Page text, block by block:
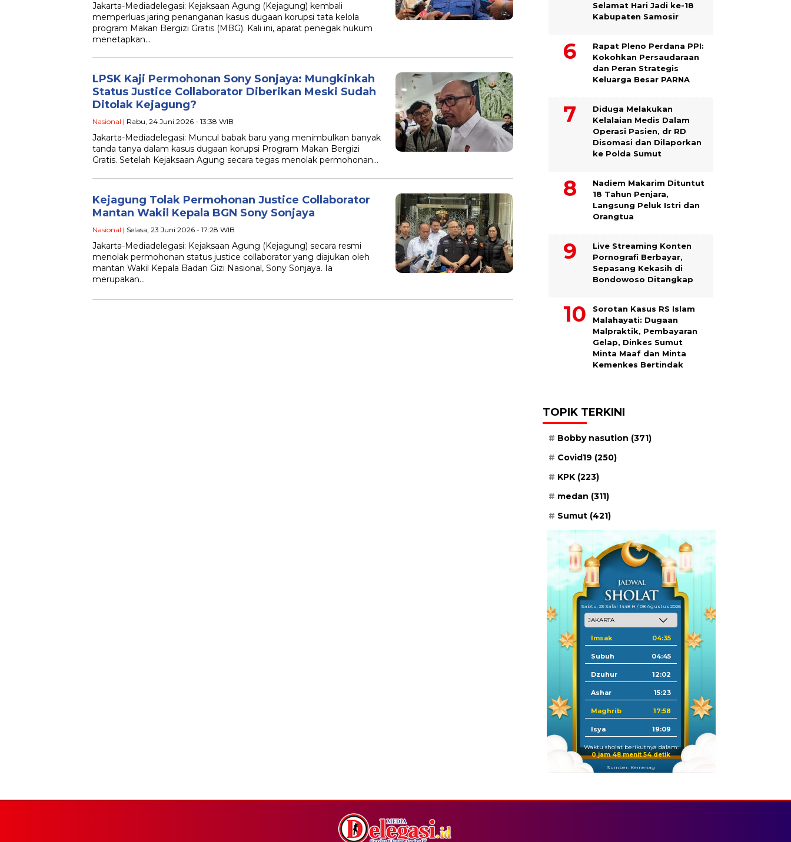
Jakarta-Mediadelegasi: Kejaksaan Agung (Kejagung) kembali
memperluas jaring penanganan kasus dugaan korupsi tata kelola
program Makan Bergizi Gratis (MBG). Kali ini, aparat penegak hukum
menetapkan…
LPSK Kaji Permohonan Sony Sonjaya: Mungkinkah
Status Justice Collaborator Diberikan Meski Sudah
Ditolak Kejagung?
Nasional | Rabu, 24 Juni 2026 - 13:38 WIB
Jakarta-Mediadelegasi: Muncul babak baru yang menimbulkan banyak
tanda tanya dalam kasus dugaan korupsi Program Makan Bergizi
Gratis. Setelah Kejaksaan Agung secara tegas menolak permohonan…
Kejagung Tolak Permohonan Justice Collaborator
Mantan Wakil Kepala BGN Sony Sonjaya
Nasional | Selasa, 23 Juni 2026 - 17:28 WIB
Jakarta-Mediadelegasi: Kejaksaan Agung (Kejagung) secara resmi
menolak permohonan status justice collaborator yang diajukan oleh
mantan Wakil Kepala Badan Gizi Nasional, Sony Sonjaya. Ia
merupakan…
Selamat Hari Jadi ke-18
Kabupaten Samosir
Rapat Pleno Perdana PPI:
Kokohkan Persaudaraan
dan Peran Strategis
Keluarga Besar PARNA
Diduga Melakukan
Kelalaian Medis Dalam
Operasi Pasien, dr RD
Disomasi dan Dilaporkan
ke Polda Sumut
​Nadiem Makarim Dituntut
18 Tahun Penjara,
Langsung Peluk Istri dan
Orangtua
Live Streaming Konten
Pornografi Berbayar,
Sepasang Kekasih di
Bondowoso Ditangkap
Sorotan Kasus RS Islam
Malahayati: Dugaan
Malpraktik, Pembayaran
Gelap, Dinkes Sumut
Minta Maaf dan Minta
Kemenkes Bertindak
TOPIK TERKINI
Bobby nasution (371)
Covid19 (250)
KPK (223)
medan (311)
Sumut (421)
Sabtu, 23 Safar 1448 H / 08 Agustus 2026
Imsak 04:35
Subuh 04:45
Dzuhur 12:02
Ashar 15:23
Maghrib 17:58
Isya 19:09
Waktu sholat berikutnya dalam:
0 jam 48 menit 54 detik
Sumber: Kemenag